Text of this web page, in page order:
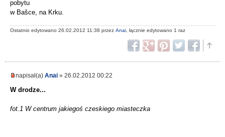
pobytu
w Bašce, na Krku.
Ostatnio edytowano 26.02.2012 11:38 przez Anai , łącznie edytowano 1 raz
napisał(a) Anai » 26.02.2012 00:22
W drodze...
fot.1 W centrum jakiegoś czeskiego miasteczka